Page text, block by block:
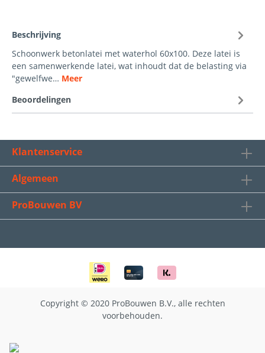
Beschrijving
Schoonwerk betonlatei met waterhol 60x100. Deze latei is
een samenwerkende latei, wat inhoudt dat de belasting via
"gewelfwe… Meer
Beoordelingen
Klantenservice
Algemeen
ProBouwen BV
Copyright © 2020 ProBouwen B.V., alle rechten
voorbehouden.